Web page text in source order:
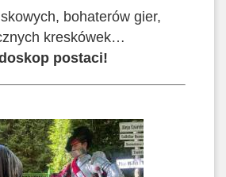
bohaterów gier,
kreskówek…
postaci!